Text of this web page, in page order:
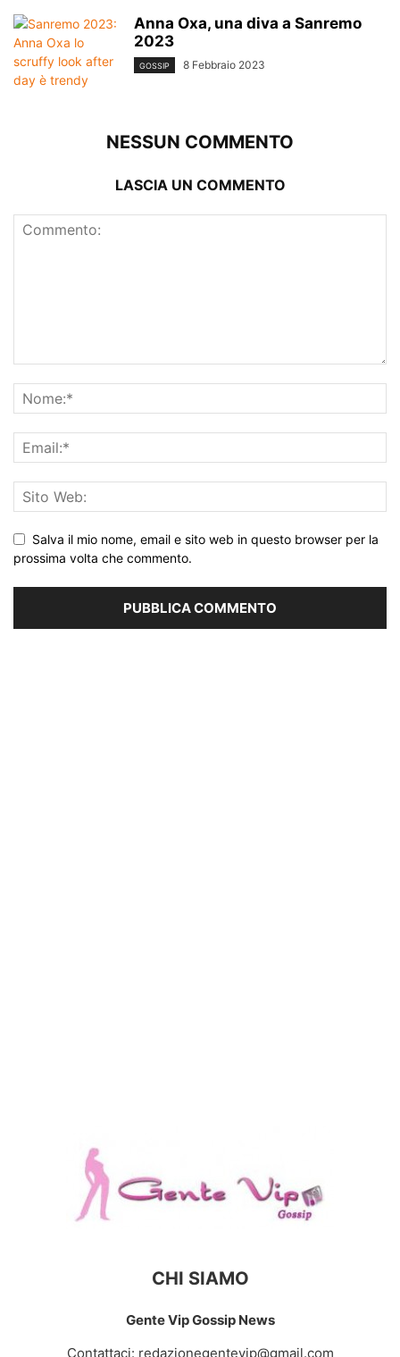
Anna Oxa, una diva a Sanremo
2023
GOSSIP 8 Febbraio 2023
NESSUN COMMENTO
LASCIA UN COMMENTO
Salva il mio nome, email e sito web in questo browser per la
prossima volta che commento.
CHI SIAMO
Gente Vip Gossip News
Contattaci: redazionegentevip@gmail.com